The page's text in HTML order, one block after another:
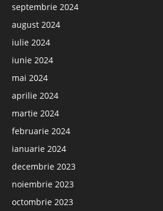
septembrie 2024
august 2024
iulie 2024
iunie 2024
mai 2024
aprilie 2024
martie 2024
februarie 2024
ianuarie 2024
decembrie 2023
noiembrie 2023
octombrie 2023